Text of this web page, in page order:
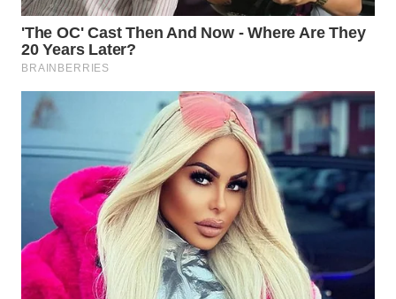
SUMEDANG
WN
KEPULAUAN
SERIBU
WN
TANGERANG
WN